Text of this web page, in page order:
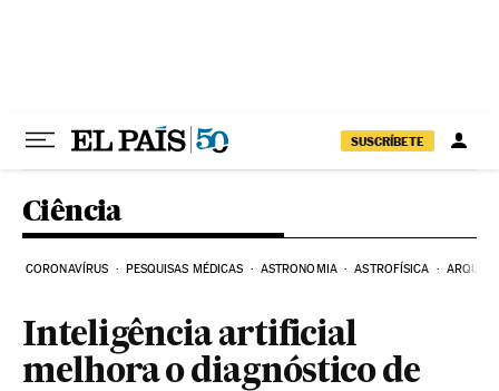
SUSCRÍBETE
Ciência
CORONAVÍRUS PESQUISAS MÉDICAS ASTRONOMIA ASTROFÍSICA
Inteligência artificial
melhora o diagnóstico de